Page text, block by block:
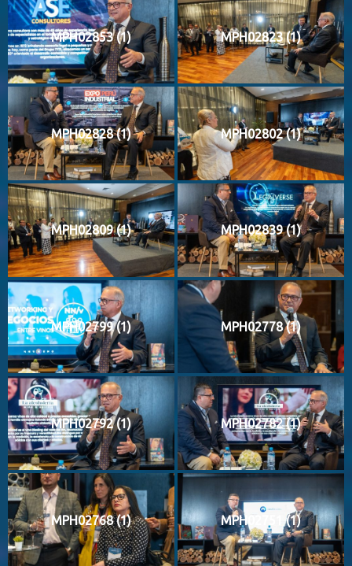
MPH02853 (1) MPH02823 (1)
MPH02828 (1) MPH02802 (1)
MPH02809 (1) MPH02839 (1)
MPH02799 (1) MPH02778 (1)
MPH02792 (1) MPH02782 (1)
MPH02768 (1) MPH02751 (1)